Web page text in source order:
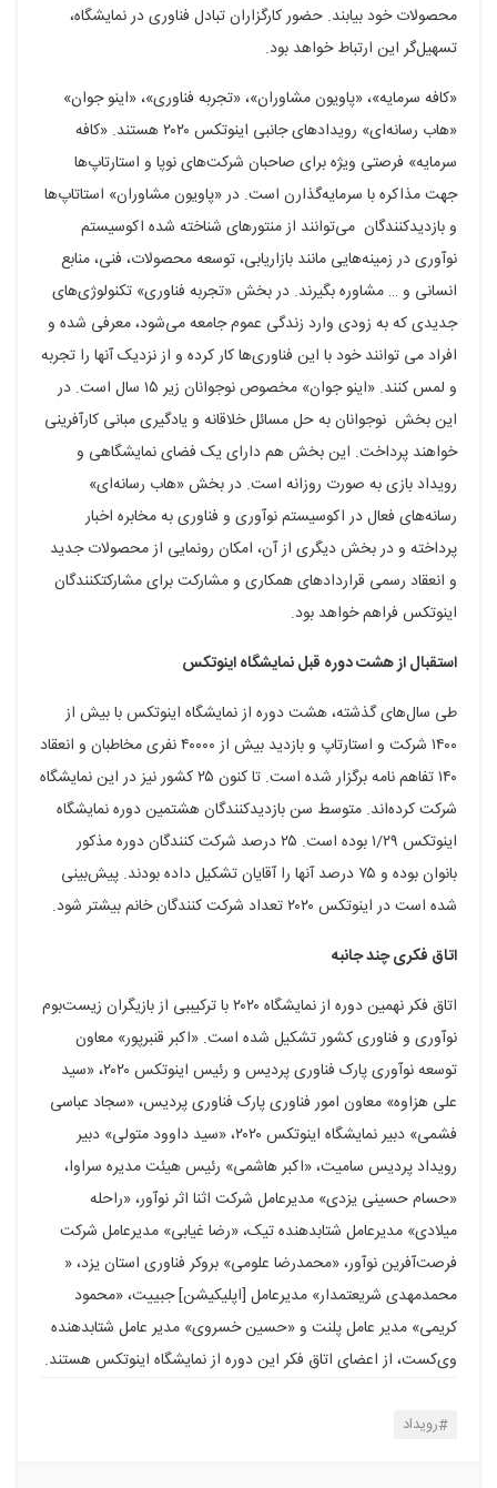
محصولات خود بیابند. حضور کارگزاران تبادل فناوری در نمایشگاه،
تسهیل‌گر این ارتباط خواهد بود.
«کافه سرمایه»، «پاویون مشاوران»، «تجربه فناوری»، «اینو جوان»
«هاب رسانه‌ای» رویدادهای جانبی اینوتکس ۲۰۲۰ هستند. «کافه
سرمایه» فرصتی ویژه برای صاحبان شرکت‌های نوپا و استارتاپ‌ها
جهت مذاکره با سرمایه‌گذارن است. در «پاویون مشاوران» استاتاپ‌ها
و بازدیدکنندگان می‌توانند از منتورهای شناخته شده اکوسیستم
نوآوری در زمینه‌هایی مانند بازاریابی، توسعه محصولات، فنی، منابع
انسانی و … مشاوره بگیرند. در بخش «تجربه فناوری» تکنولوژی‌های
جدیدی که به زودی وارد زندگی عموم جامعه می‌شود، معرفی شده و
افراد می توانند خود با این فناوری‌ها کار کرده و از نزدیک آنها را تجربه
و لمس کنند. «اینو جوان» مخصوص نوجوانان زیر ۱۵ سال است. در
این بخش نوجوانان به حل مسائل خلاقانه و یادگیری مبانی کارآفرینی
خواهند پرداخت. این بخش هم دارای یک فضای نمایشگاهی و
رویداد بازی به صورت روزانه است. در بخش «هاب رسانه‌ای»
رسانه‌های فعال در اکوسیستم نوآوری و فناوری به مخابره اخبار
پرداخته و در بخش دیگری از آن، امکان رونمایی از محصولات جدید
و انعقاد رسمی قراردادهای همکاری و مشارکت برای مشارکت­کنندگان
اینوتکس فراهم خواهد بود.
استقبال از هشت دوره قبل نمایشگاه اینوتکس
طی سال‌های گذشته، هشت دوره از نمایشگاه اینوتکس با بیش از
۱۴۰۰ شرکت و استارتاپ و بازدید بیش از ۴۰۰۰۰ نفری مخاطبان و انعقاد
۱۴۰ تفاهم نامه برگزار شده است. تا کنون ۲۵ کشور نیز در این نمایشگاه
شرکت کرده‌اند. متوسط سن بازدیدکنندگان هشتمین دوره نمایشگاه
اینوتکس ۱/۲۹ بوده است. ۲۵ درصد شرکت کنندگان دوره مذکور
بانوان بوده و ۷۵ درصد آنها را آقایان تشکیل داده بودند. پیش‌بینی
شده است در اینوتکس ۲۰۲۰ تعداد شرکت کنندگان خانم بیشتر شود.
اتاق فکری چند جانبه
اتاق فکر نهمین دوره از نمایشگاه ۲۰۲۰ با ترکیببی از بازیگران زیست‌بوم
نوآوری و فناوری کشور تشکیل شده است. «اکبر قنبرپور» معاون
توسعه نوآوری پارک فناوری پردیس و رئیس اینوتکس ۲۰۲۰، «سید
علی هزاوه» معاون امور فناوری پارک فناوری پردیس، «سجاد عباسی
فشمی» دبیر نمایشگاه اینوتکس ۲۰۲۰، «سید داوود متولی» دبیر
رویداد پردیس سامیت، «اکبر هاشمی» رئیس هیئت مدیره سراوا،
«حسام حسینی یزدی» مدیرعامل شرکت اثنا اثر نوآور، «راحله
میلادی» مدیرعامل شتابدهنده تیک، «رضا غیابی» مدیرعامل شرکت
فرصت‌آفرین نوآور، «محمدرضا علومی» بروکر فناوری استان یزد، «
محمدمهدی شریعتمدار» مدیرعامل [اپلیکیشن] جبییت، «محمود
کریمی» مدیر عامل پلنت و «حسین خسروی» مدیر عامل شتابدهنده
وی‌کست، از اعضای اتاق فکر این دوره از نمایشگاه اینوتکس هستند.
رویداد